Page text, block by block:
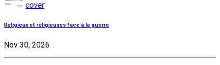
cover
Religieux et religieuses face à la guerre
Nov 30, 2026